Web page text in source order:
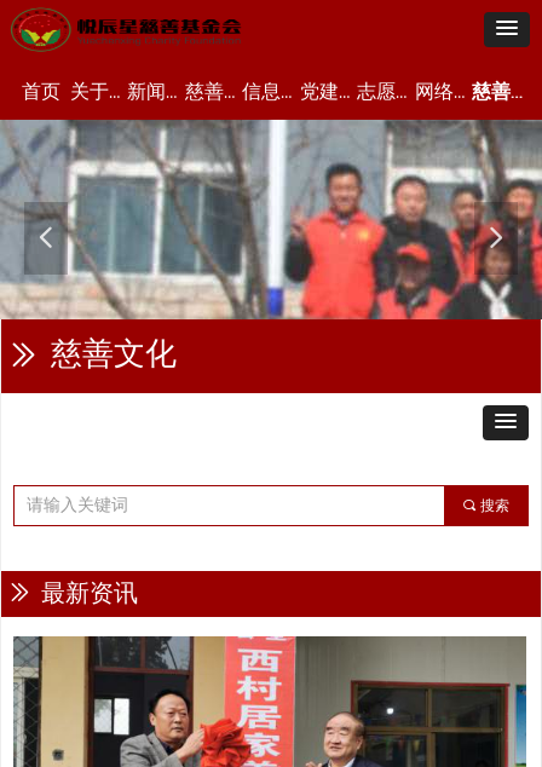
넳 넲
首页 关于我们 新闻资讯 慈善项目 信息公开 党建资讯 志愿者中心 网络众筹 慈善文化
ꅀ 最新资讯
끠 搜索
ꅀ 慈善文化